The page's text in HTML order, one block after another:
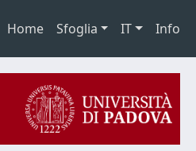
Home Sfoglia IT Info